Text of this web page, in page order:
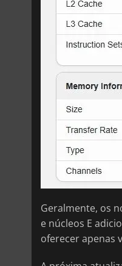
Geralmente, os
e núcleos E
oferecer apenas